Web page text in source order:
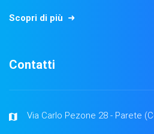
Scopri di più
Contatti
Via Carlo Pezone 28 - Parete